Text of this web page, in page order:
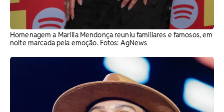
Homenagem a Marília Mendonça reuniu familiares e famosos, em
noite marcada pela emoção. Fotos: AgNews